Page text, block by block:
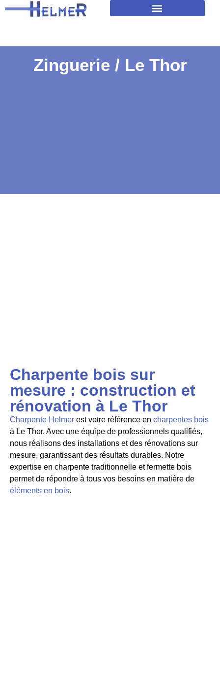
Zinguerie / Le Thor
Charpente bois sur
mesure : construction et
rénovation à Le Thor
Charpente Helmer est votre référence en charpentes bois
à Le Thor. Avec une équipe de professionnels qualifiés,
nous réalisons des installations et des rénovations sur
mesure, garantissant des résultats durables. Notre
expertise en charpente traditionnelle et fermette bois
permet de répondre à tous vos besoins en matière de
éléments en bois.